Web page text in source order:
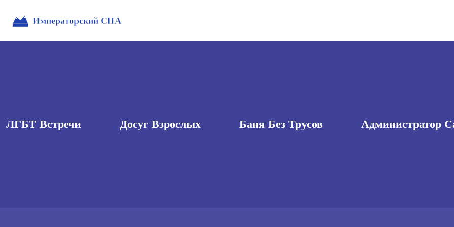
ЛГБТ Встречи Досуг Взрослых Баня Без Трусов Администратор